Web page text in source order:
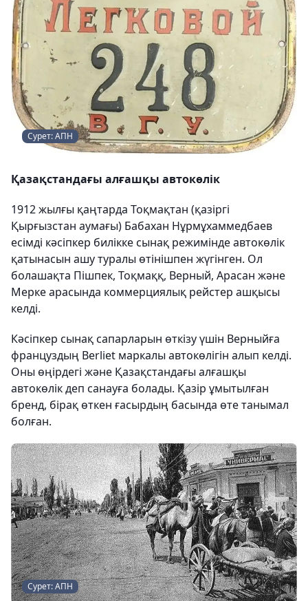
Сурет: АПН
Қазақстандағы алғашқы автокөлік
1912 жылғы қаңтарда Тоқмақтан (қазіргі
Қырғызстан аумағы) Бабахан Нұрмұхаммедбаев
есімді кәсіпкер билікке сынақ режимінде автокөлік
қатынасын ашу туралы өтінішпен жүгінген. Ол
болашақта Пішпек, Тоқмаққ, Верный, Арасан және
Мерке арасында коммерциялық рейстер ашқысы
келді.
Кәсіпкер сынақ сапарларын өткізу үшін Верныйға
француздың Berliet маркалы автокөлігін алып келді.
Оны өңірдегі және Қазақстандағы алғашқы
автокөлік деп санауға болады. Қазір ұмытылған
бренд, бірақ өткен ғасырдың басында өте танымал
болған.
Сурет: АПН